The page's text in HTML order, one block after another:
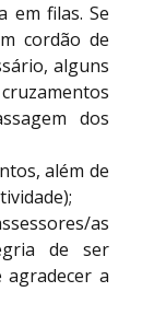
em filas. Se
cordão de
alguns
dos
além de
as
de ser
agradecer a